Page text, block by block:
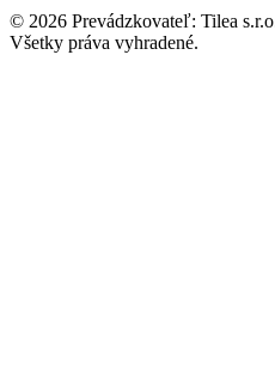
© 2026 Prevádzkovateľ: Tilea
Všetky práva vyhradené.